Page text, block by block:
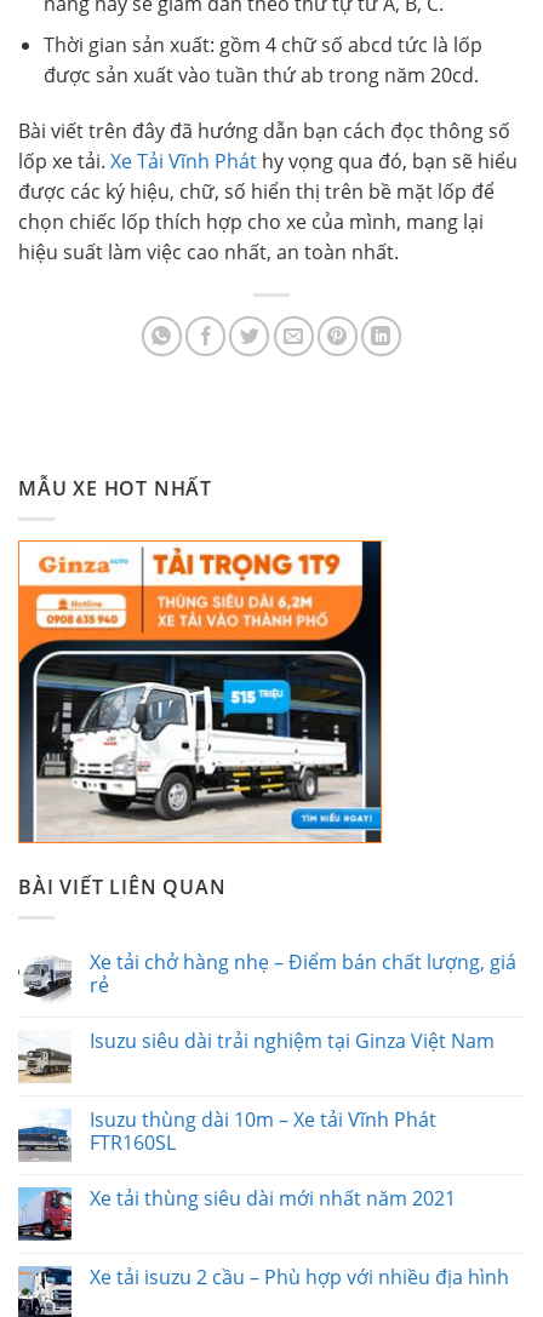
Thời gian sản xuất: gồm 4 chữ số abcd tức là lốp
được sản xuất vào tuần thứ ab trong năm 20cd.
Bài viết trên đây đã hướng dẫn bạn cách đọc thông số
lốp xe tải. Xe Tải Vĩnh Phát hy vọng qua đó, bạn sẽ hiểu
được các ký hiệu, chữ, số hiển thị trên bề mặt lốp để
chọn chiếc lốp thích hợp cho xe của mình, mang lại
hiệu suất làm việc cao nhất, an toàn nhất.
MẪU XE HOT NHẤT
BÀI VIẾT LIÊN QUAN
Xe tải chở hàng nhẹ – Điểm bán chất lượng, giá
rẻ
Isuzu siêu dài trải nghiệm tại Ginza Việt Nam
Isuzu thùng dài 10m – Xe tải Vĩnh Phát
FTR160SL
Xe tải thùng siêu dài mới nhất năm 2021
Xe tải isuzu 2 cầu – Phù hợp với nhiều địa hình